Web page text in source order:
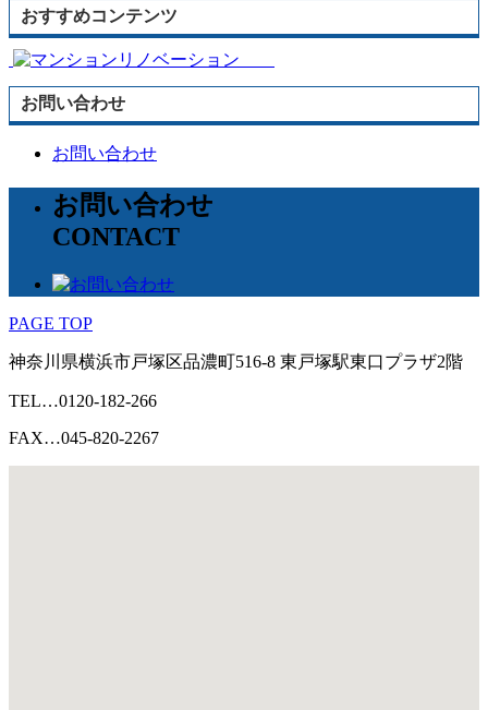
おすすめコンテンツ
お問い合わせ
お問い合わせ
お問い合わせ
CONTACT
PAGE TOP
神奈川県横浜市戸塚区品濃町516-8 東戸塚駅東口プラザ2階
TEL…0120-182-266
FAX…045-820-2267